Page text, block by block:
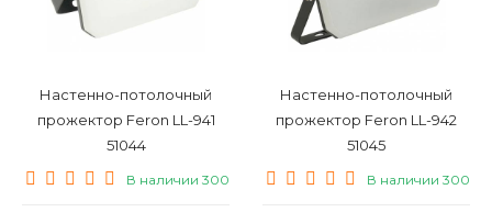
Настенно-потолочный
прожектор Feron LL-941
51044
В наличии 300
Настенно-потолочный
прожектор Feron LL-942
51045
В наличии 300